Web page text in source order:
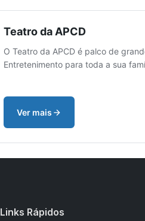
Teatro da APCD
O Teatro da APCD é palco de
Entretenimento para toda a sua
Ver mais
Links Rápidos